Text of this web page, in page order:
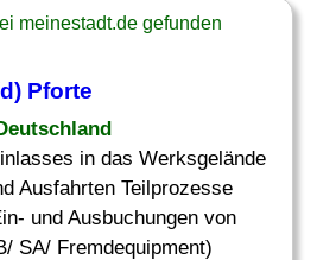
meinestadt.de gefunden
Pforte
in das Werksgelände
Ausfahrten Teilprozesse
und Ausbuchungen von
SA/ Fremdequipment)